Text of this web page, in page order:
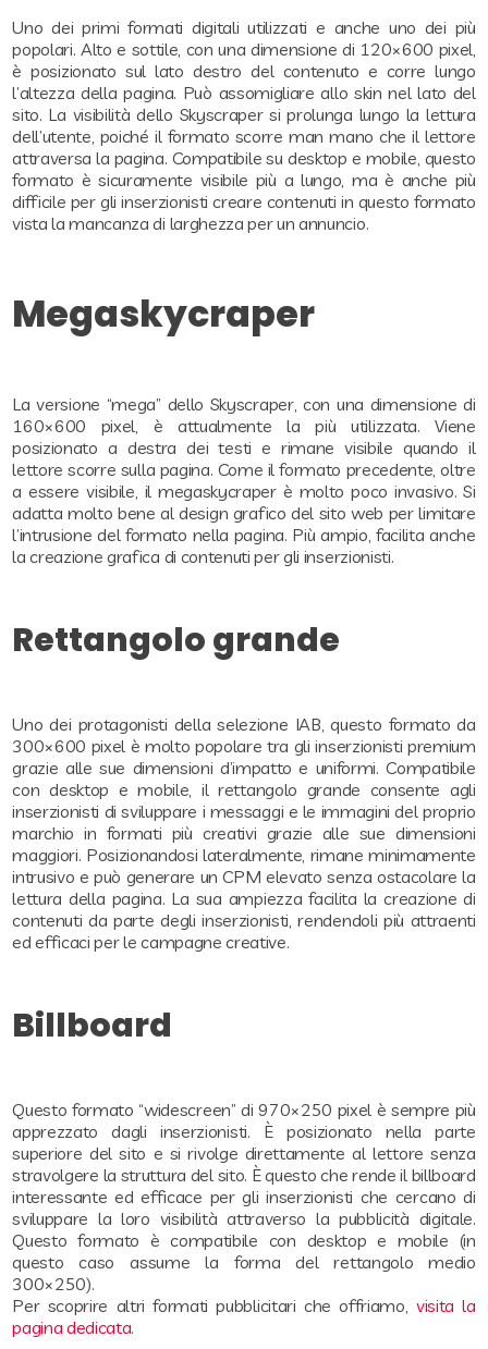
Uno dei primi formati digitali utilizzati e anche uno dei più
popolari. Alto e sottile, con una dimensione di 120×600 pixel,
è posizionato sul lato destro del contenuto e corre lungo
l’altezza della pagina. Può assomigliare allo skin nel lato del
sito. La visibilità dello Skyscraper si prolunga lungo la lettura
dell’utente, poiché il formato scorre man mano che il lettore
attraversa la pagina. Compatibile su desktop e mobile, questo
formato è sicuramente visibile più a lungo, ma è anche più
difficile per gli inserzionisti creare contenuti in questo formato
vista la mancanza di larghezza per un annuncio.
Megaskycraper
La versione “mega” dello Skyscraper, con una dimensione di
160×600 pixel, è attualmente la più utilizzata. Viene
posizionato a destra dei testi e rimane visibile quando il
lettore scorre sulla pagina. Come il formato precedente, oltre
a essere visibile, il megaskycraper è molto poco invasivo. Si
adatta molto bene al design grafico del sito web per limitare
l’intrusione del formato nella pagina. Più ampio, facilita anche
la creazione grafica di contenuti per gli inserzionisti.
Rettangolo grande
Uno dei protagonisti della selezione IAB, questo formato da
300×600 pixel è molto popolare tra gli inserzionisti premium
grazie alle sue dimensioni d’impatto e uniformi. Compatibile
con desktop e mobile, il rettangolo grande consente agli
inserzionisti di sviluppare i messaggi e le immagini del proprio
marchio in formati più creativi grazie alle sue dimensioni
maggiori. Posizionandosi lateralmente, rimane minimamente
intrusivo e può generare un CPM elevato senza ostacolare la
lettura della pagina. La sua ampiezza facilita la creazione di
contenuti da parte degli inserzionisti, rendendoli più attraenti
ed efficaci per le campagne creative.
Billboard
Questo formato “widescreen” di 970×250 pixel è sempre più
apprezzato dagli inserzionisti. È posizionato nella parte
superiore del sito e si rivolge direttamente al lettore senza
stravolgere la struttura del sito. È questo che rende il billboard
interessante ed efficace per gli inserzionisti che cercano di
sviluppare la loro visibilità attraverso la pubblicità digitale.
Questo formato è compatibile con desktop e mobile (in
questo caso assume la forma del rettangolo medio
300×250).
Per scoprire altri formati pubblicitari che offriamo, visita la
pagina dedicata.